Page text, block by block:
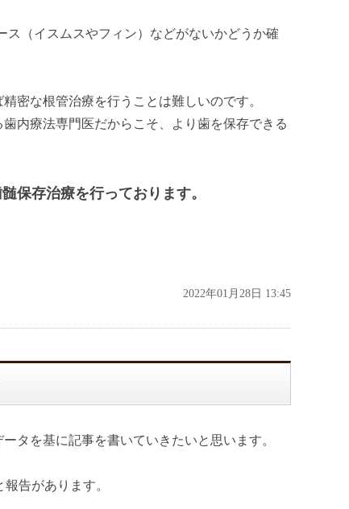
（イスムスやフィン）などがないかどうか確
密な根管治療を行うことは難しいのです。
内療法専門医だからこそ、より歯を保存できる
保存治療を行っております。
2022年01月28日 13:45
タを基に記事を書いていきたいと思います。
告があります。